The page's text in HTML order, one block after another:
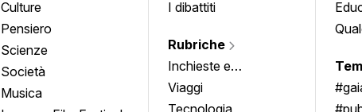
Culture
Pensiero
Scienze
Società
Musica
I dibattiti
Rubriche
Inchieste e
approfondimenti
Viaggi
Tecnologia